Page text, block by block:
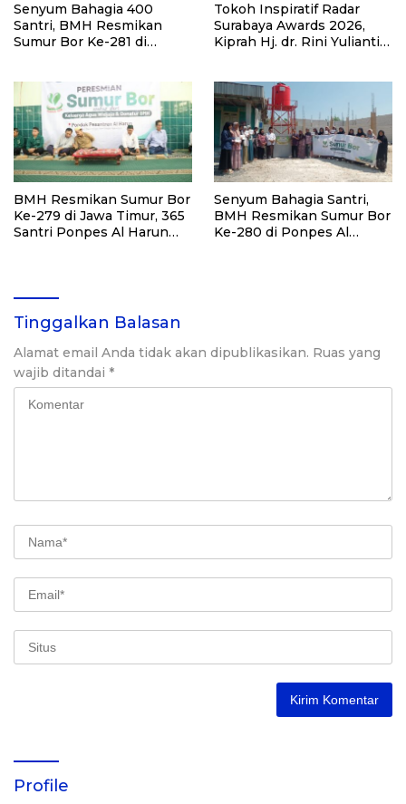
Senyum Bahagia 400
Santri, BMH Resmikan
Sumur Bor Ke-281 di
Tokoh Inspiratif Radar
Surabaya Awards 2026,
Kiprah Hj. dr. Rini Yulianti
BMH Resmikan Sumur Bor
Ke-279 di Jawa Timur, 365
Santri Ponpes Al Harun
Senyum Bahagia Santri,
BMH Resmikan Sumur Bor
Ke-280 di Ponpes Al
Tinggalkan Balasan
Alamat email Anda tidak akan dipublikasikan. Ruas yang
wajib ditandai *
Profile